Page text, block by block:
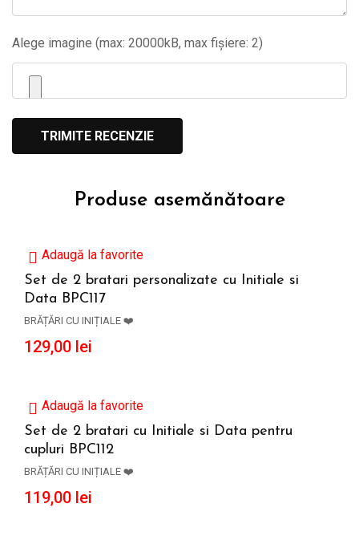
Alege imagine (max: 20000kB, max fișiere: 2)
Produse asemănătoare
Adaugă la favorite
Set de 2 bratari personalizate cu Initiale si
Data BPC117
BRĂȚĂRI CU INIȚIALE ❤️
129,00 lei
Adaugă la favorite
Set de 2 bratari cu Initiale si Data pentru
cupluri BPC112
BRĂȚĂRI CU INIȚIALE ❤️
119,00 lei